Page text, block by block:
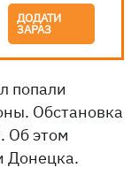
ДОДАТИ
ЗАРАЗ
попали
Обстановка
Об этом
Донецка.